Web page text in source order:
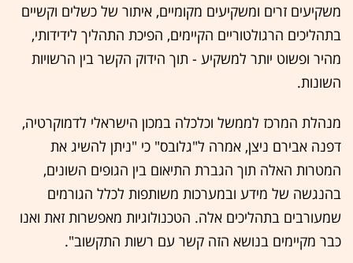
משקיעים זרים ומשקיעים מקומיים, איתור של כשלים וקשיים
בתהליכים הרגולטוריים הקיימים, הפיכת התהליך לידידותי,
מהיר ופשוט יותר למשקיע - תוך הידוק הקשר בין הרשויות
השונות.
מנהלת המרכז לממשל וכלכלה במכון הישראלי לדמוקרטיה,
דפנה אבירם ניצן, אמרה ל"גלובס" כי "ניתן להשיג את
המטרות האלה תוך הגברת התיאום בין הגופים השונים,
בהנגשה של מידע ובמערכות משותפות לכלל הגורמים
שמעורבים בתהליכים אלה. הטכנולוגיות מאפשרות זאת ואנו
כבר מקיימים בנושא הזה קשר עם רשות התקשוב".